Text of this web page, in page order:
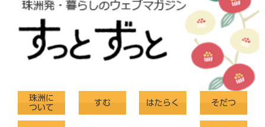
珠洲に
ついて
すむ はたらく そだつ